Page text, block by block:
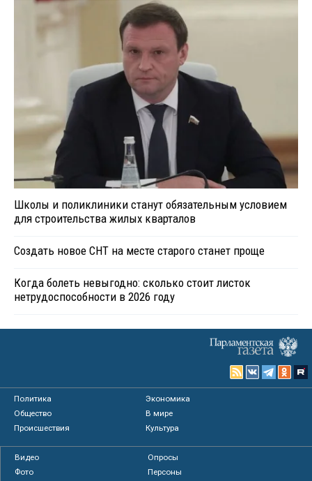
Школы и поликлиники станут обязательным условием
для строительства жилых кварталов
Создать новое СНТ на месте старого станет проще
Когда болеть невыгодно: сколько стоит листок
нетрудоспособности в 2026 году
Политика
Экономика
Общество
В мире
Происшествия
Культура
Видео
Опросы
Фото
Персоны